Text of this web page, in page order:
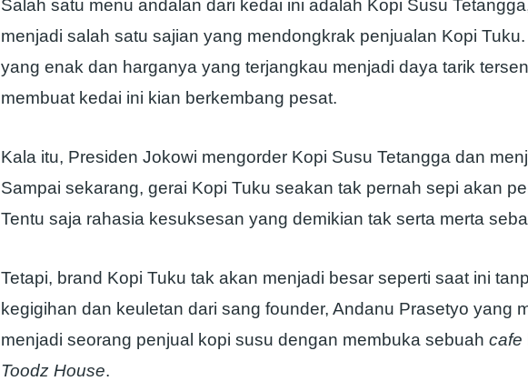
Salah satu menu andalan dari kedai ini adalah Kopi Susu
menjadi salah satu sajian yang mendongkrak penjualan Kopi
yang enak dan harganya yang terjangkau menjadi daya tarik
membuat kedai ini kian berkembang pesat.
Kala itu, Presiden Jokowi mengorder Kopi Susu Tetangga dan
Sampai sekarang, gerai Kopi Tuku seakan tak pernah sepi akan
Tentu saja rahasia kesuksesan yang demikian tak serta merta
Tetapi, brand Kopi Tuku tak akan menjadi besar seperti saat ini
kegigihan dan keuletan dari sang founder, Andanu Prasetyo yang
menjadi seorang penjual kopi susu dengan membuka sebuah cafe
Toodz House.